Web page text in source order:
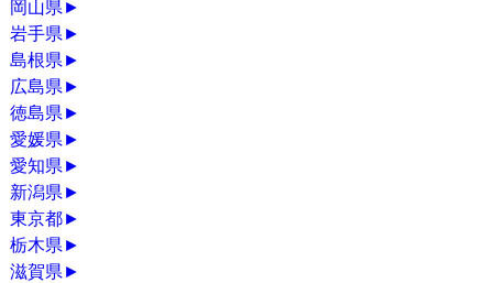
岡山県►
岩手県►
島根県►
広島県►
徳島県►
愛媛県►
愛知県►
新潟県►
東京都►
栃木県►
滋賀県►